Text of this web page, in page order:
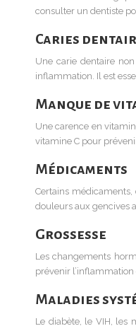
consulter un dentiste
Caries
Une carie dentaire
inflammation. Il est
Manque de
Une carence en
vitamine C pour
Médicaments
Certains
douleurs aux gencives
Grossesse
Les changements
prévenir
Maladies
Le diabète, le VIH, les